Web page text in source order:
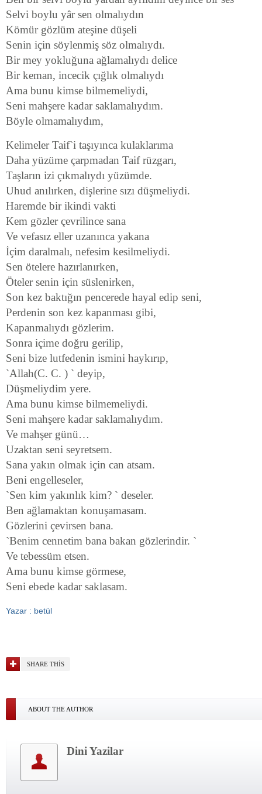
Selvi boylu yâr sen olmalıydın
Kömür gözlüm ateşine düşeli
Senin için söylenmiş söz olmalıydı.
Bir mey yokluğuna ağlamalıydı delice
Bir keman, incecik çığlık olmalıydı
Ama bunu kimse bilmemeliydi,
Seni mahşere kadar saklamalıydım.
Böyle olmamalıydım,
Kelimeler Taif`i taşıyınca kulaklarıma
Daha yüzüme çarpmadan Taif rüzgarı,
Taşların izi çıkmalıydı yüzümde.
Uhud anılırken, dişlerine sızı düşmeliydi.
Haremde bir ikindi vakti
Kem gözler çevrilince sana
Ve vefasız eller uzanınca yakana
İçim daralmalı, nefesim kesilmeliydi.
Sen ötelere hazırlanırken,
Öteler senin için süslenirken,
Son kez baktığın pencerede hayal edip seni,
Perdenin son kez kapanması gibi,
Kapanmalıydı gözlerim.
Sonra içime doğru gerilip,
Seni bize lutfedenin ismini haykırıp,
`Allah(C. C. ) ` deyip,
Düşmeliydim yere.
Ama bunu kimse bilmemeliydi.
Seni mahşere kadar saklamalıydım.
Ve mahşer günü…
Uzaktan seni seyretsem.
Sana yakın olmak için can atsam.
Beni engelleseler,
`Sen kim yakınlık kim? ` deseler.
Ben ağlamaktan konuşamasam.
Gözlerini çevirsen bana.
`Benim cennetim bana bakan gözlerindir. `
Ve tebessüm etsen.
Ama bunu kimse görmese,
Seni ebede kadar saklasam.
Yazar : betül
SHARE THIS
ABOUT THE AUTHOR
Dini Yazilar